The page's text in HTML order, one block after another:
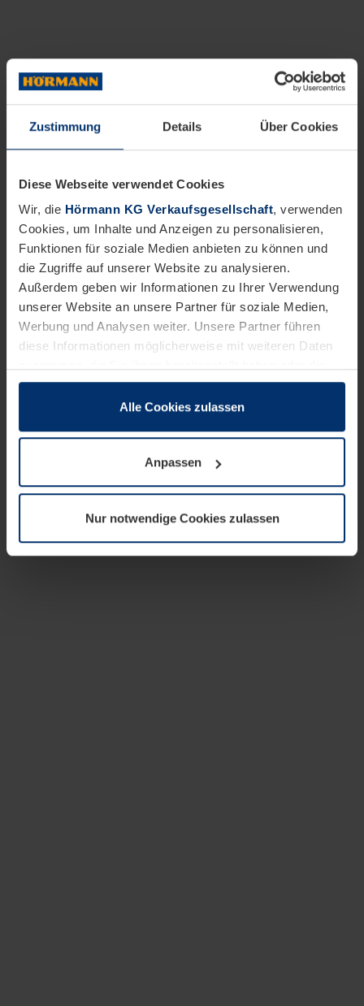
Zustimmung Details Über Cookies
Diese Webseite verwendet Cookies
Wir, die Hörmann KG Verkaufsgesellschaft, verwenden
Cookies, um Inhalte und Anzeigen zu personalisieren,
Funktionen für soziale Medien anbieten zu können und
die Zugriffe auf unserer Website zu analysieren.
Außerdem geben wir Informationen zu Ihrer Verwendung
unserer Website an unsere Partner für soziale Medien,
Werbung und Analysen weiter. Unsere Partner führen
diese Informationen möglicherweise mit weiteren Daten
sie im Rahmen Ihrer Nutzung der Dienste gesammelt
wenn diese für den Betrieb dieser Seite unbedingt
notwendig sind. Für alle anderen Cookie-Typen benötigen
wir Ihre Erlaubnis. Ihre Einwilligung können Sie jederzeit
Datenschutzerklärungunserer Website ändern oder
widerrufen.
Alle Cookies zulassen
Anpassen
Nur notwendige Cookies zulassen